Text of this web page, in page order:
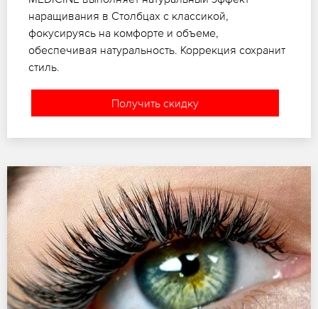
наращивания в Столбцах с классикой,
фокусируясь на комфорте и объеме,
обеспечивая натуральность. Коррекция сохранит
стиль.
Получить скидку